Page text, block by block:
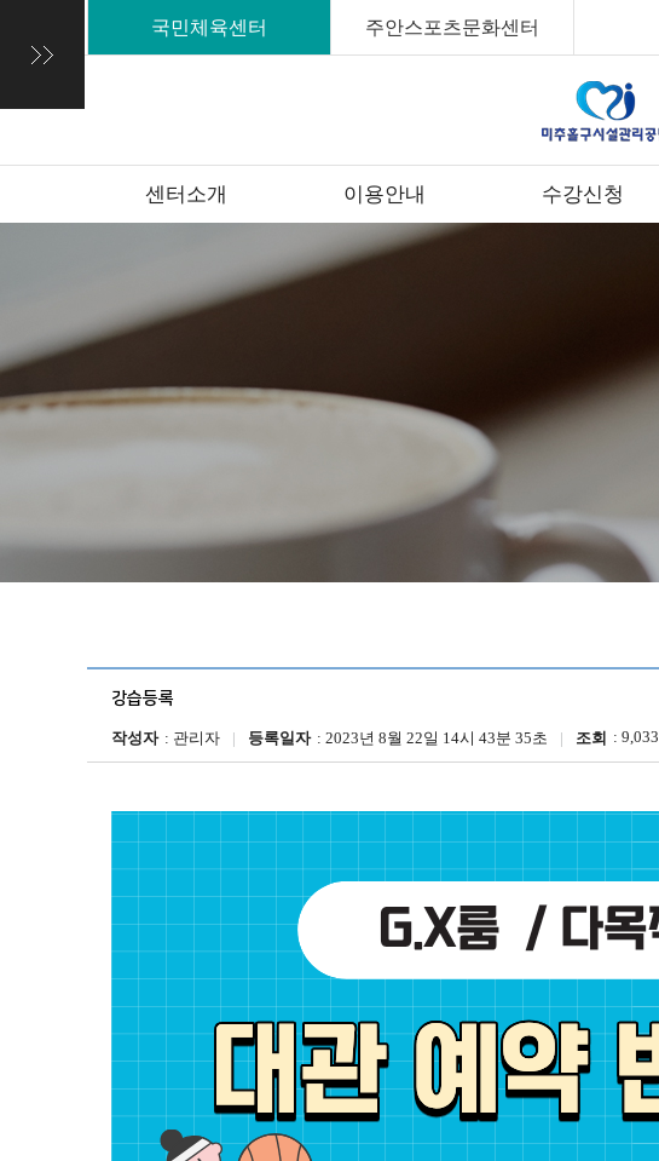
국민체육센터 주안스포츠문화센터
센터소개 이용안내 수강신청
강습등록
작성자 관리자 등록일자 2023년 8월 22일 14시 43분 35초 조회 9,033